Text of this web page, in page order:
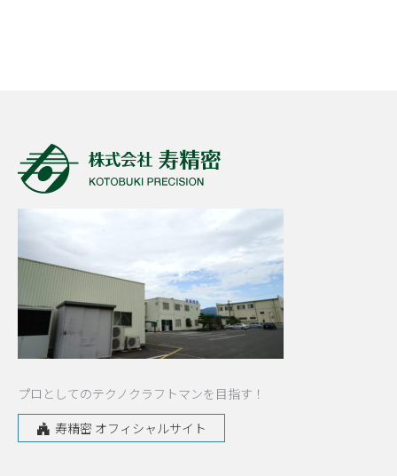
プロとしてのテクノクラフトマンを目指す！
寿精密 オフィシャルサイト